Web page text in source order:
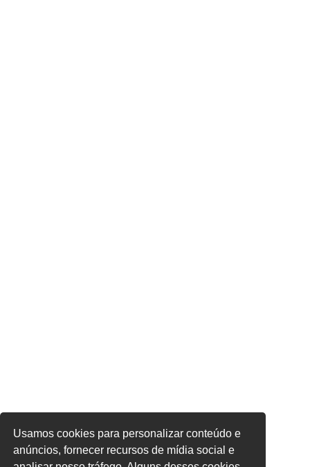
Usamos cookies para personalizar conteúdo e
anúncios, fornecer recursos de mídia social e